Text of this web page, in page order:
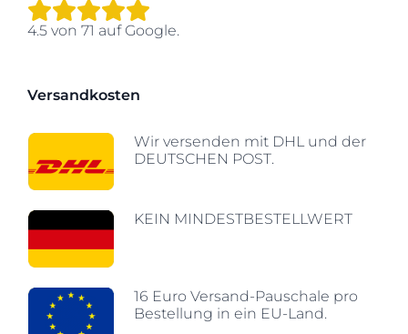
4.5 von 71 auf Google.
Versandkosten
Wir versenden mit DHL und der
DEUTSCHEN POST.
KEIN MINDESTBESTELLWERT
16 Euro Versand-Pauschale pro
Bestellung in ein EU-Land.